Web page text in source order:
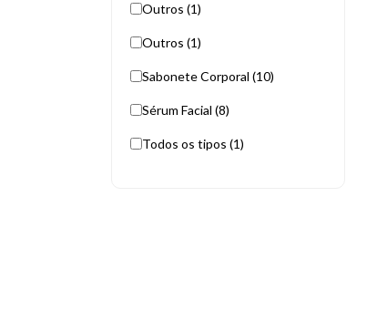
Outros (1)
Outros (1)
Sabonete Corporal (10)
Sérum Facial (8)
Todos os tipos (1)